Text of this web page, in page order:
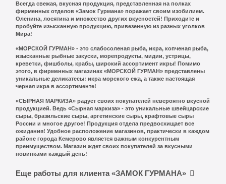
Всегда свежая, вкусная продукция, представленная на полках
фирменных отделов «Замок Гурмана» поражает своим изобилием.
Оленина, лосятина и множество других вкусностей! Приходите и
пробуйте изысканную продукцию, привезенную из разных уголков
Мира!
«МОРСКОЙ ГУРМАН» - это слабосоленая рыба, икра, копченая рыба,
изысканные рыбные закуски, морепродукты, мидии, устрицы,
креветки, фишболы, крабы, широкий ассортимент икры! Помимо
этого, в фирменных магазинах «МОРСКОЙ ГУРМАН» представлены
уникальные деликатесы: икра морского ежа, а также настоящая
черная икра в ассортименте!
«СЫРНАЯ МАРКИЗА» радует своих покупателей невероятно вкусной
продукцией. Ведь «Сырная маркиза» - это уникальные швейцарские
сыры, бразильские сыры, аргетинские сыры, крафтовые сыры
России и многое другое! Продукция отдела предвосхищает все
ожидания! Удобное расположение магазинов, практически в каждом
районе города Кемерово является важным конкурентным
преимуществом. Магазин ждет своих покупателей за вкусными
новинками каждый день!
Еще работы для клиента «ЗАМОК ГУРМАНА»